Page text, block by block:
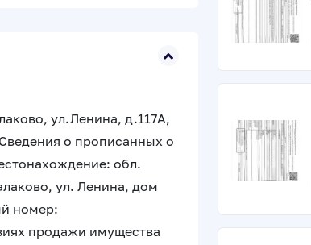
ул.Ленина, д.117А,
о прописанных о
обл.
ул. Ленина, дом
номер:
продажи имущества